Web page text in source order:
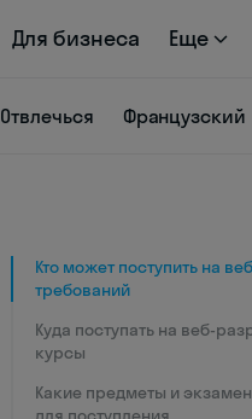
Для бизнеса Еще
Отвлечься Французский
Кто может поступить на
требований
Куда поступать на веб-
курсы
Какие предметы и